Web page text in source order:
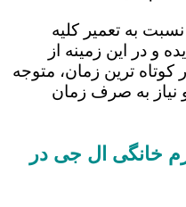
نسبت به تعمیر کلیه
و در این زمینه از
کوتاه ترین زمان، متوجه
به صرف زمان
خانگی ال جی در